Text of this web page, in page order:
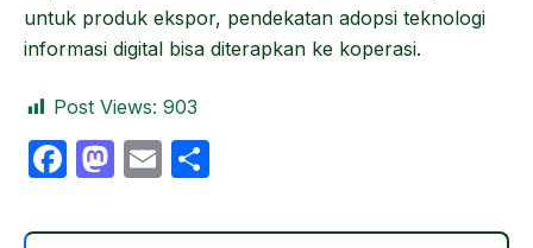
untuk produk ekspor, pendekatan adopsi teknologi
informasi digital bisa diterapkan ke koperasi.
Post Views: 903
F
c
M
st
E
ail ar